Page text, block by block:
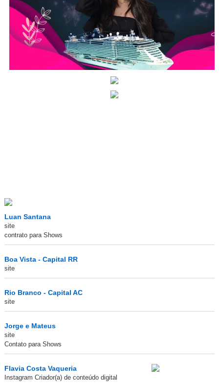
Luan Santana
site
contrato para Shows
Boa Vista - Capital RR
site
Rio Branco - Capital AC
site
Jorge e Mateus
site
Contato para Shows
Flavia Costa Vaqueria
Instagram Criador(a) de conteúdo digital